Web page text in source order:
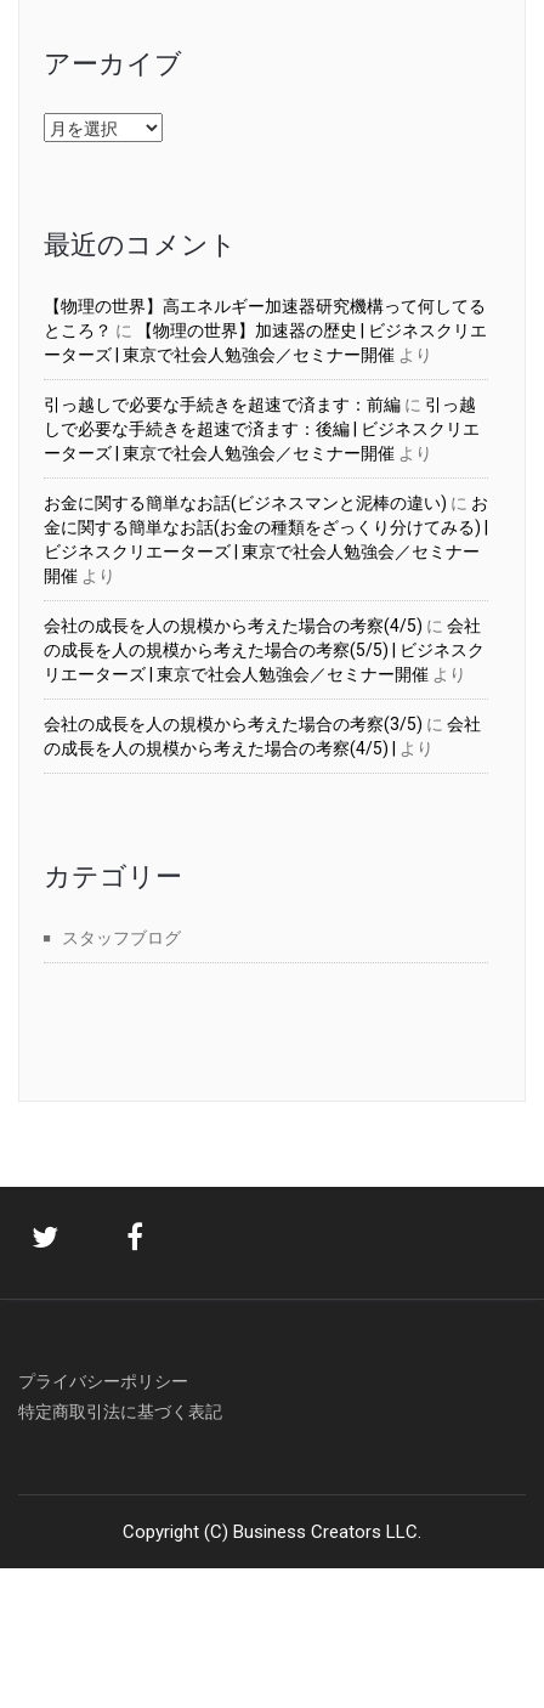
アーカイブ
ア
ー
最近のコメント
【物理の世界】高エネルギー加速器研究機構って何してる
ところ？ に
【物理の世界】加速器の歴史 | ビジネスクリエ
ーターズ | 東京で社会人勉強会／セミナー開催 より
引っ越しで必要な手続きを超速で済ます：前編 に 引っ越
しで必要な手続きを超速で済ます：後編 | ビジネスクリエ
ーターズ | 東京で社会人勉強会／セミナー開催 より
お金に関する簡単なお話(ビジネスマンと泥棒の違い) に お
金に関する簡単なお話(お金の種類をざっくり分けてみる) |
ビジネスクリエーターズ | 東京で社会人勉強会／セミナー
開催 より
会社の成長を人の規模から考えた場合の考察(4/5) に 会社
の成長を人の規模から考えた場合の考察(5/5) | ビジネスク
リエーターズ | 東京で社会人勉強会／セミナー開催 より
会社の成長を人の規模から考えた場合の考察(3/5) に 会社
の成長を人の規模から考えた場合の考察(4/5) |
より
カテゴリー
スタッフブログ
プライバシーポリシー
特定商取引法に基づく表記
Copyright (C) Business Creators LLC.